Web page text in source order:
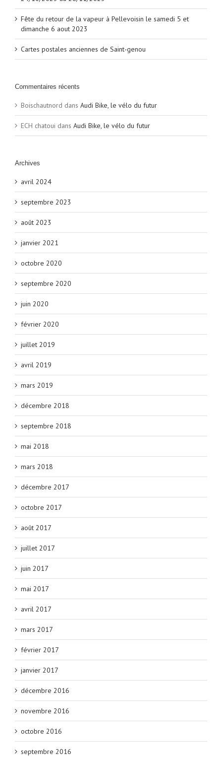
Fête du retour de la vapeur à Pellevoisin le samedi 5 et
dimanche 6 aout 2023
Cartes postales anciennes de Saint-genou
Commentaires récents
Boischautnord dans Audi Bike, le vélo du futur
ECH chatoui dans Audi Bike, le vélo du futur
Archives
avril 2024
septembre 2023
août 2023
janvier 2021
octobre 2020
septembre 2020
juin 2020
février 2020
juillet 2019
avril 2019
mars 2019
décembre 2018
septembre 2018
mai 2018
mars 2018
décembre 2017
octobre 2017
août 2017
juillet 2017
juin 2017
mai 2017
avril 2017
mars 2017
février 2017
janvier 2017
décembre 2016
novembre 2016
octobre 2016
septembre 2016